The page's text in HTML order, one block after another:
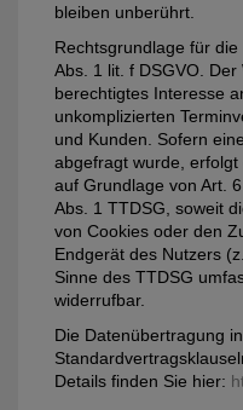
bleiben unberührt.
Rechtsgrundlage für
Abs. 1 lit. f DSGVO.
berechtigtes Interesse
unkomplizierten
und Kunden. Sofern
abgefragt wurde,
auf Grundlage von Art.
Abs. 1 TTDSG, soweit
von Cookies oder den
Endgerät des Nutzers
Sinne des TTDSG
widerrufbar.
Die Datenübertragung
Details finden Sie hier: